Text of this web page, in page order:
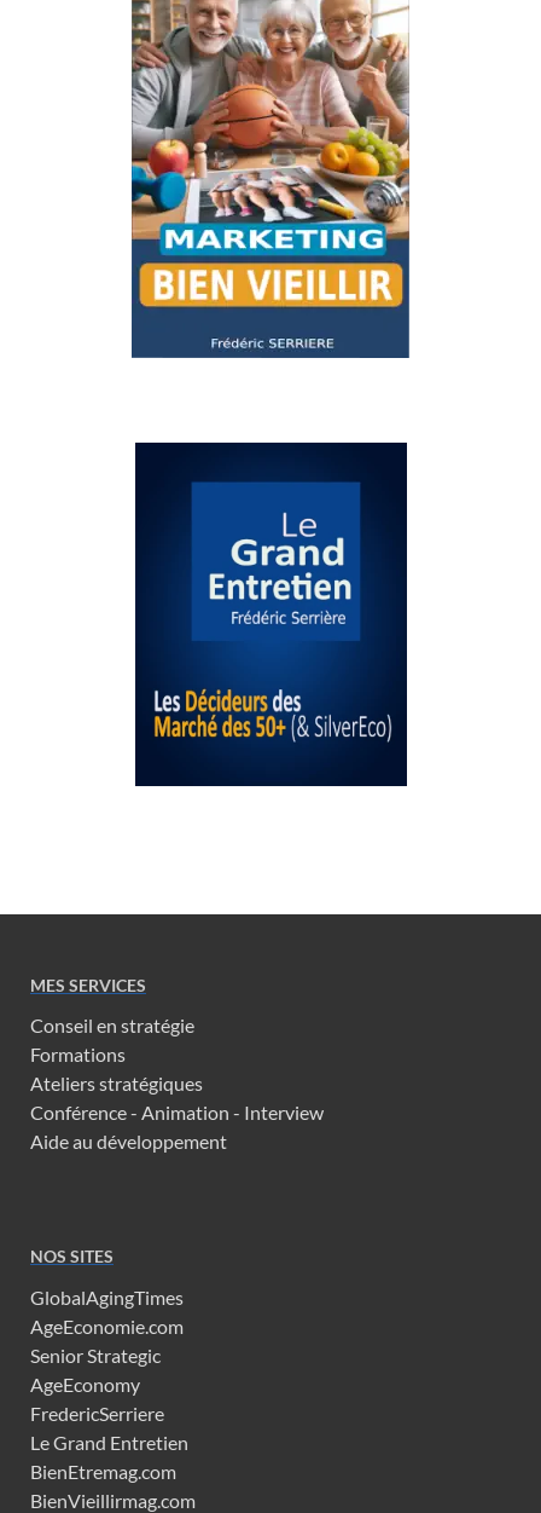
MES SERVICES
Conseil en stratégie
Formations
Ateliers stratégiques
Conférence - Animation - Interview
Aide au développement
NOS SITES
GlobalAgingTimes
AgeEconomie.com
Senior Strategic
AgeEconomy
FredericSerriere
Le Grand Entretien
BienEtremag.com
BienVieillirmag.com